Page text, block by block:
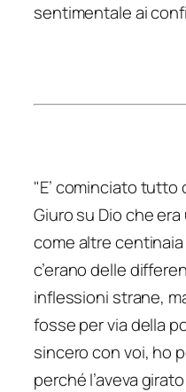
sentimentale ai
"E’ cominciato
Giuro su Dio che
come altre
c’erano delle
inflessioni strane,
fosse per via della
sincero con voi, ho
perché l’aveva